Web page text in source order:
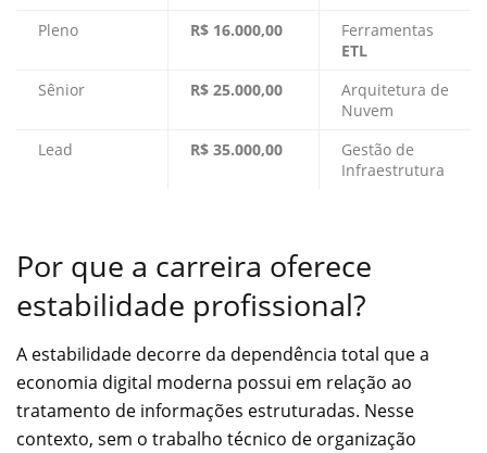
Pleno
R$ 16.000,00
Ferramentas
ETL
Sênior
R$ 25.000,00
Arquitetura de
Nuvem
Lead
R$ 35.000,00
Gestão de
Infraestrutura
Por que a carreira oferece
estabilidade profissional?
A estabilidade decorre da dependência total que a
economia digital moderna possui em relação ao
tratamento de informações estruturadas. Nesse
contexto, sem o trabalho técnico de organização